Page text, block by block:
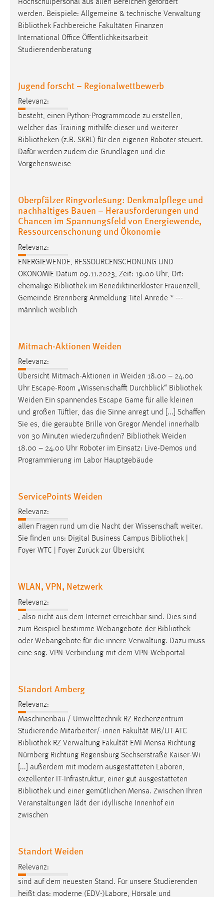
Hochschulpersonal aus allen Bereichen gefördert
werden. Beispiele: Allgemeine & technische Verwaltung
Bibliothek Fachbereiche Fakultäten Finanzen
International Office Öffentlichkeitsarbeit
Studierendenberatung
Jugend forscht – Regionalwettbewerb
Relevanz:
besteht, einen Python-Programmcode zu erstellen,
welcher das Training mithilfe dieser und weiterer
Bibliotheken (z.B. SKRL) für den eigenen Roboter steuert.
Dafür werden zudem die Grundlagen und die
Vorgehensweise
Oberpfälzer Ringvorlesung: Denkmalpflege und
nachhaltiges Bauen – Herausforderungen und
Chancen im Spannungsfeld von Energiewende,
Ressourcenschonung und Ökonomie
Relevanz:
ENERGIEWENDE, RESSOURCENSCHONUNG UND
ÖKONOMIE Datum 09.11.2023, Zeit: 19.00 Uhr, Ort:
ehemalige Bibliothek im Benediktinerkloster Frauenzell,
Gemeinde Brennberg Anmeldung Titel Anrede * ---
männlich weiblich
Mitmach-Aktionen Weiden
Relevanz:
Übersicht Mitmach-Aktionen in Weiden 18.00 – 24.00
Uhr Escape-Room „Wissen:schafft Durchblick“ Bibliothek
Weiden Ein spannendes Escape Game für alle kleinen
und großen Tüftler, das die Sinne anregt und [...] Schaffen
Sie es, die geraubte Brille von Gregor Mendel innerhalb
von 30 Minuten wiederzufinden? Bibliothek Weiden
18.00 – 24.00 Uhr Roboter im Einsatz: Live-Demos und
Programmierung im Labor Hauptgebäude
ServicePoints Weiden
Relevanz:
allen Fragen rund um die Nacht der Wissenschaft weiter.
Sie finden uns: Digital Business Campus Bibliothek
Foyer WTC | Foyer Zurück zur Übersicht
WLAN, VPN, Netzwerk
Relevanz:
, also nicht aus dem Internet erreichbar sind. Dies sind
zum Beispiel bestimme Webangebote der Bibliothek
oder Webangebote für die innere Verwaltung. Dazu muss
eine sog. VPN-Verbindung mit dem VPN-Webportal
Standort Amberg
Relevanz:
Maschinenbau / Umwelttechnik RZ Rechenzentrum
Studierende Mitarbeiter/-innen Fakultät MB/UT ATC
Bibliothek RZ Verwaltung Fakultät EMI Mensa Richtung
Nürnberg Richtung Regensburg Sechserstraße Kaiser-Wi
[...] außerdem mit modern ausgestatteten Laboren,
exzellenter IT-Infrastruktur, einer gut ausgestatteten
Bibliothek und einer gemütlichen Mensa. Zwischen Ihren
Veranstaltungen lädt der idyllische Innenhof ein
zwischen
Standort Weiden
Relevanz:
sind auf dem neuesten Stand. Für unsere Studierenden
heißt das: moderne (EDV-)Labore, Hörsäle und
Performance
Zweck:
gespeichert, ob man eingeloggt ist.
Sprachpräferenz
Name:
site-language-preference
Das Cookie speichert die gewählte Sprache der Website.
Cookie Laufzeit:
Chat
Name:
MibewSessionID, MIBEW_UserID, mibew_locale, mibew-
chat-frame-style-5e9dbeb1811c0446
Cookie Laufzeit:
5e9dbeb1811c0446 = Sitzungslaufzeit, mibew_locale = 3
Jahre, MIBEW_UserID = 1 Jahr
Login
Name:
fe_user, be_user, be_lastLoginProvider
Zweck:
Cookie Laufzeit:
STATISTIK
unsere Besucher unsere Website nutzen.
Matomo
Name:
_pk_ref, _pk_cvar, _pk_id, _pk_ses
Cookie Laufzeit:
Max. 13 Monate
MARKETING
Marketing Cookies werden von Drittanbietern
verwendet, um personalisierte Werbung anzuzeigen.
Sie tun dies, indem sie Besucher über Websites
hinweg verfolgen.
Google Ads
_gcl_au
Anbieter:
Google Ireland Limited